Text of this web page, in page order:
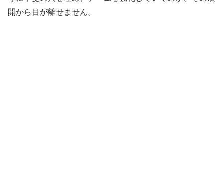
開から目が離せません。